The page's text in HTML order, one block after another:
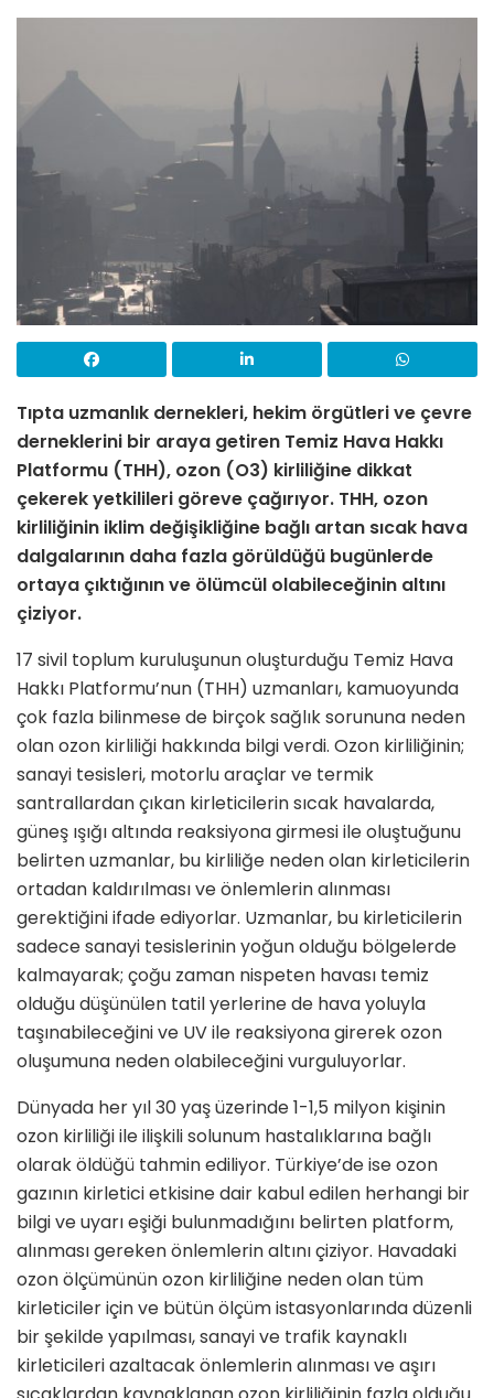
Tıpta uzmanlık dernekleri, hekim örgütleri ve çevre
derneklerini bir araya getiren Temiz Hava Hakkı
Platformu (THH), ozon (O3) kirliliğine dikkat
çekerek yetkilileri göreve çağırıyor. THH, ozon
kirliliğinin iklim değişikliğine bağlı artan sıcak hava
dalgalarının daha fazla görüldüğü bugünlerde
ortaya çıktığının ve ölümcül olabileceğinin altını
çiziyor.
17 sivil toplum kuruluşunun oluşturduğu Temiz Hava
Hakkı Platformu’nun (THH) uzmanları, kamuoyunda
çok fazla bilinmese de birçok sağlık sorununa neden
olan ozon kirliliği hakkında bilgi verdi. Ozon kirliliğinin;
sanayi tesisleri, motorlu araçlar ve termik
santrallardan çıkan kirleticilerin sıcak havalarda,
güneş ışığı altında reaksiyona girmesi ile oluştuğunu
belirten uzmanlar, bu kirliliğe neden olan kirleticilerin
ortadan kaldırılması ve önlemlerin alınması
gerektiğini ifade ediyorlar. Uzmanlar, bu kirleticilerin
sadece sanayi tesislerinin yoğun olduğu bölgelerde
kalmayarak; çoğu zaman nispeten havası temiz
olduğu düşünülen tatil yerlerine de hava yoluyla
taşınabileceğini ve UV ile reaksiyona girerek ozon
oluşumuna neden olabileceğini vurguluyorlar.
Dünyada her yıl 30 yaş üzerinde 1-1,5 milyon kişinin
ozon kirliliği ile ilişkili solunum hastalıklarına bağlı
olarak öldüğü tahmin ediliyor. Türkiye’de ise ozon
gazının kirletici etkisine dair kabul edilen herhangi bir
bilgi ve uyarı eşiği bulunmadığını belirten platform,
alınması gereken önlemlerin altını çiziyor. Havadaki
ozon ölçümünün ozon kirliliğine neden olan tüm
kirleticiler için ve bütün ölçüm istasyonlarında düzenli
bir şekilde yapılması, sanayi ve trafik kaynaklı
kirleticileri azaltacak önlemlerin alınması ve aşırı